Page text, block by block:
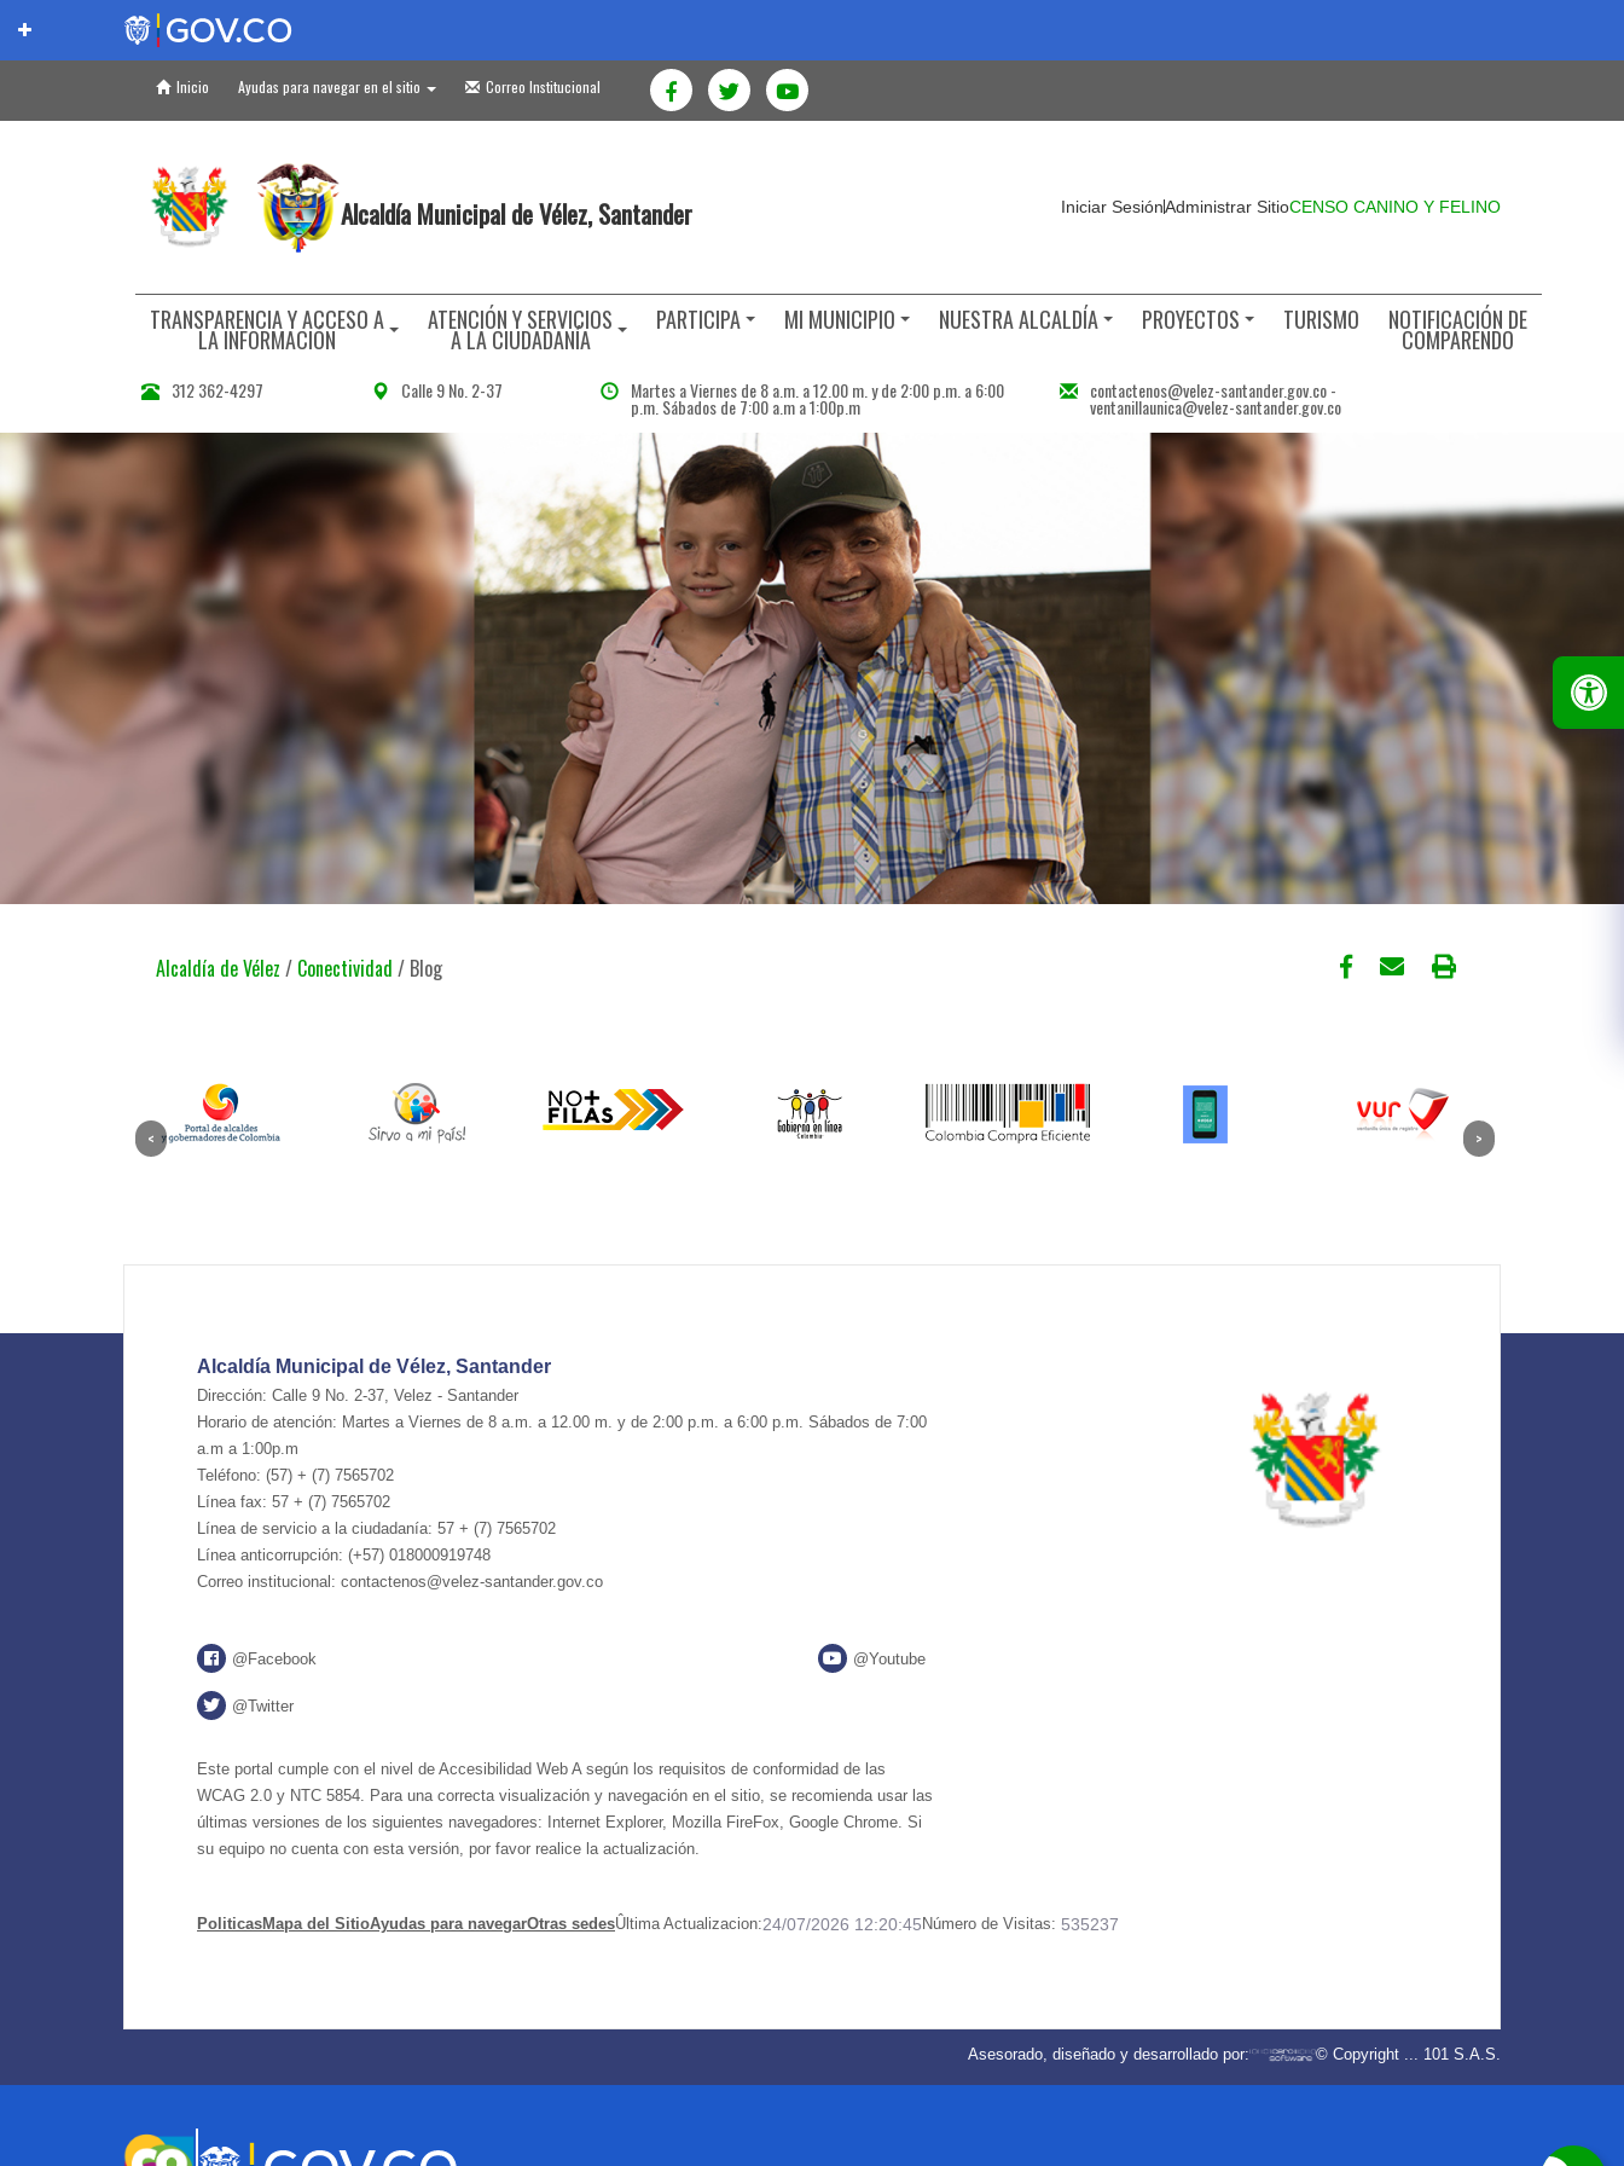
Inicio Ayudas para navegar en el sitio Correo Institucional
Alcaldía Municipal de Vélez, Santander Iniciar SesiónAdministrar SitioCENSO CANINO Y FELINO
TRANSPARENCIA Y ACCESO A
LA INFORMACIÓN
ATENCIÓN Y SERVICIOS
A LA CIUDADANÍA
PARTICIPA MI MUNICIPIO NUESTRA ALCALDÍA PROYECTOS TURISMO NOTIFICACIÓN DE
COMPARENDO
312 362-4297 Calle 9 No. 2-37 Martes a Viernes de 8 a.m. a 12.00 m. y de 2:00 p.m. a 6:00
p.m. Sábados de 7:00 a.m a 1:00p.m
contactenos@velez-santander.gov.co -
ventanillaunica@velez-santander.gov.co
Alcaldía de Vélez / Conectividad / Blog
Alcaldía Municipal de Vélez, Santander
Dirección: Calle 9 No. 2-37, Velez - Santander
Horario de atención: Martes a Viernes de 8 a.m. a 12.00 m. y de 2:00 p.m. a 6:00 p.m. Sábados de 7:00
a.m a 1:00p.m
Teléfono: (57) + (7) 7565702
Línea fax: 57 + (7) 7565702
Línea de servicio a la ciudadanía: 57 + (7) 7565702
Línea anticorrupción: (+57) 018000919748
Correo institucional: contactenos@velez-santander.gov.co
@Facebook @Youtube
@Twitter
Este portal cumple con el nivel de Accesibilidad Web A según los requisitos de conformidad de las
WCAG 2.0 y NTC 5854. Para una correcta visualización y navegación en el sitio, se recomienda usar las
últimas versiones de los siguientes navegadores: Internet Explorer, Mozilla FireFox, Google Chrome. Si
su equipo no cuenta con esta versión, por favor realice la actualización.
PoliticasMapa del SitioAyudas para navegarOtras sedesÛltima Actualizacion:24/07/2026 12:20:45 Número de Visitas: 535237
Asesorado, diseñado y desarrollado por: © Copyright ... 101 S.A.S.